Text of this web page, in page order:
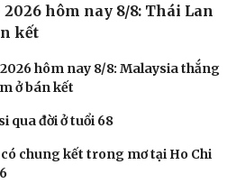
2026 hôm nay 8/8: Thái Lan
kết
2026 hôm nay 8/8: Malaysia thắng
ở bán kết
qua đời ở tuổi 68
chung kết trong mơ tại Ho Chi